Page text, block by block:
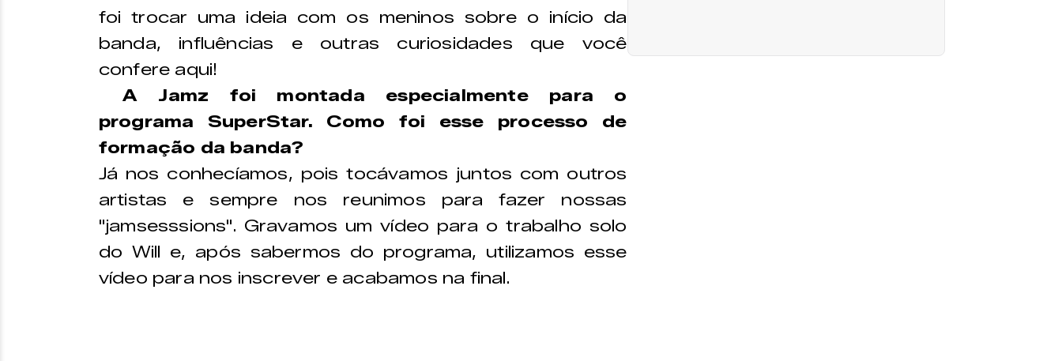
foi trocar uma ideia com os meninos sobre o início da
banda, influências e outras curiosidades que você
confere aqui!
A Jamz foi montada especialmente para o
programa SuperStar. Como foi esse processo de
formação da banda?
Já nos conhecíamos, pois tocávamos juntos com outros
artistas e sempre nos reunimos para fazer nossas
"jamsesssions". Gravamos um vídeo para o trabalho solo
do Will e, após sabermos do programa, utilizamos esse
vídeo para nos inscrever e acabamos na final.